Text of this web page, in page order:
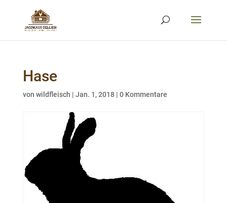
Hase
von wildfleisch | Jan. 1, 2018| 0 Kommentare